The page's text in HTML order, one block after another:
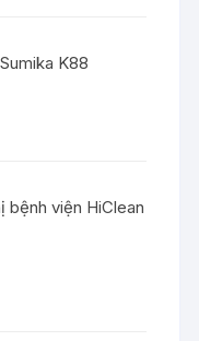
K88
bệnh viện HiClean